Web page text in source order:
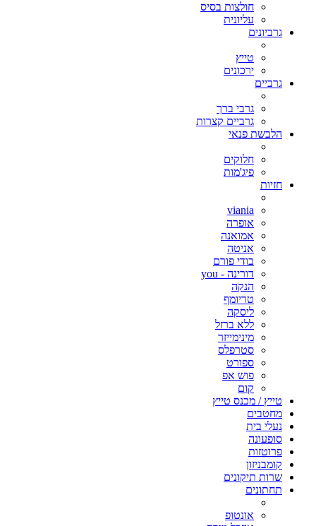
חולצות בסיס
עליונית
גרביונים
טייץ
ירכונים
גרביים
גרבי ברך
גרביים קצרות
הלבשת פנאי
חלוקים
פיג'מות
חזיות
viania
אופרה
אמואנה
אניטה
בודי פורם
דורינה - you
הנקה
טריומף
ליסקה
ללא ברזל
מינימייזר
סטרפלס
ספורט
פוש אפ
קום
טייץ / מכנס טייץ
מחטבים
נעלי בית
סופעונה
פרוטזות
קומבניזון
שרות תיקונים
תחתונים
אונטופ